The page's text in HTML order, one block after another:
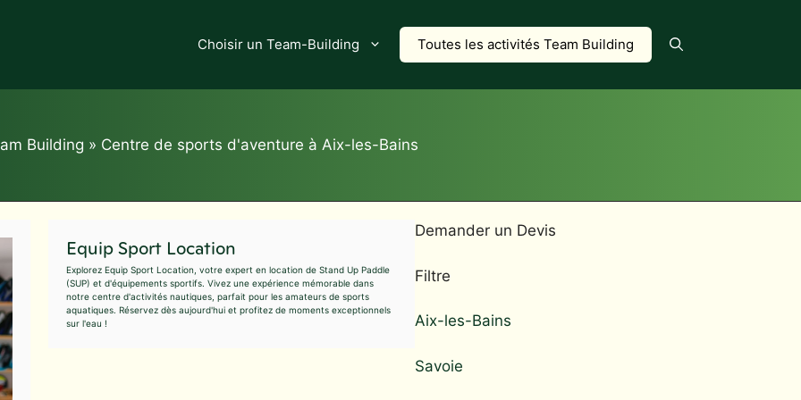
Choisir un Team-Building Toutes les activités Team Building
Building » Centre de sports d'aventure à Aix-les-Bains
Equip Sport Location
Explorez Equip Sport Location, votre expert en location de Stand Up Paddle
(SUP) et d'équipements sportifs. Vivez une expérience mémorable dans
notre centre d'activités nautiques, parfait pour les amateurs de sports
aquatiques. Réservez dès aujourd'hui et profitez de moments exceptionnels
sur l'eau !
Demander un Devis
Filtre
Aix-les-Bains
Savoie